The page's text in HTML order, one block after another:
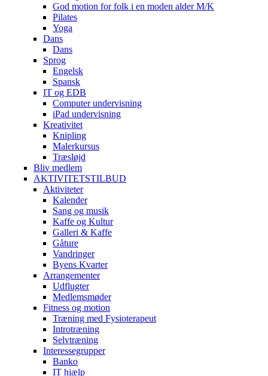
God motion for folk i en moden alder M/K
Pilates
Yoga
Dans
Dans
Sprog
Engelsk
Spansk
IT og EDB
Computer undervisning
iPad undervisning
Kreativitet
Knipling
Malerkursus
Træsløjd
Bliv medlem
AKTIVITETSTILBUD
Aktiviteter
Kalender
Sang og musik
Kaffe og Kultur
Galleri & Kaffe
Gåture
Vandringer
Byens Kvarter
Arrangementer
Udflugter
Medlemsmøder
Fitness og motion
Træning med Fysioterapeut
Introtræning
Selvtræning
Interessegrupper
Banko
IT hjælp